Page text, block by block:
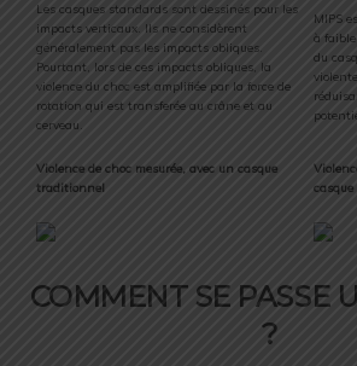
Les casques standards sont dessinés pour les
impacts verticaux. Ils ne considèrent
généralement pas les impacts obliques.
Pourtant, lors de ces impacts obliques, la
violence du choc est amplifiée par la force de
rotation qui est transferée au crâne et au
cerveau.
MIPS
à
du
Violence de choc mesurée, avec un casque
traditionnel
COMMENT SE PASSE
?